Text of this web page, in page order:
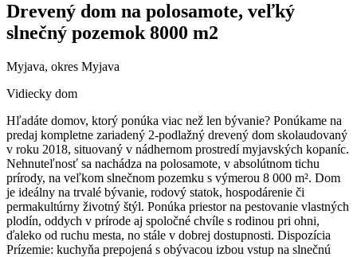
Drevený dom na polosamote, veľký
slnečný pozemok 8000 m2
Myjava, okres Myjava
Vidiecky dom
Hľadáte domov, ktorý ponúka viac než len bývanie? Ponúkame na
predaj kompletne zariadený 2-podlažný drevený dom skolaudovaný
v roku 2018, situovaný v nádhernom prostredí myjavských kopaníc.
Nehnuteľnosť sa nachádza na polosamote, v absolútnom tichu
prírody, na veľkom slnečnom pozemku s výmerou 8 000 m². Dom
je ideálny na trvalé bývanie, rodový statok, hospodárenie či
permakultúrny životný štýl. Ponúka priestor na pestovanie vlastných
plodín, oddych v prírode aj spoločné chvíle s rodinou pri ohni,
ďaleko od ruchu mesta, no stále v dobrej dostupnosti. Dispozícia
Prízemie: kuchyňa prepojená s obývacou izbou vstup na slnečnú